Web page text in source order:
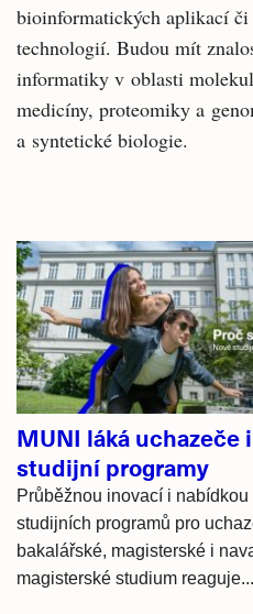
bioinformatických aplikací
technologií. Budou mít
informatiky v oblasti
medicíny, proteomiky a
a syntetické biologie.
Související
články
MUNI láká uchazeče
studijní programy
Průběžnou inovací i nabídkou
studijních programů pro
bakalářské, magisterské i
magisterské studium reaguje...